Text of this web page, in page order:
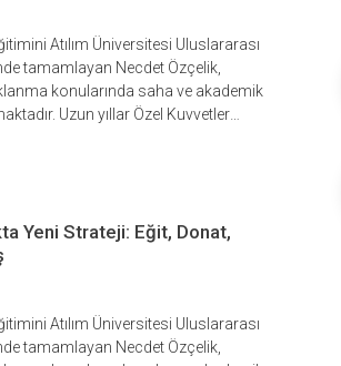
Atılım Üniversitesi Uluslararası
tamamlayan Necdet Özçelik,
konularında saha ve akademik
Uzun yıllar Özel Kuvvetler
Kursunu bitirmiş ve NATO Uzun
da eğitim görmüştür.
mücadeledeki görevlerIe birlikte Irak,
yoğunluklu çatışma ortamlarında
ve danışmanlık faaliyetlerinde
Vakfında güvenlik ve savunma
Yeni Strateji: Eğit, Donat,
Atılım Üniversitesi Uluslararası
tamamlayan Necdet Özçelik,